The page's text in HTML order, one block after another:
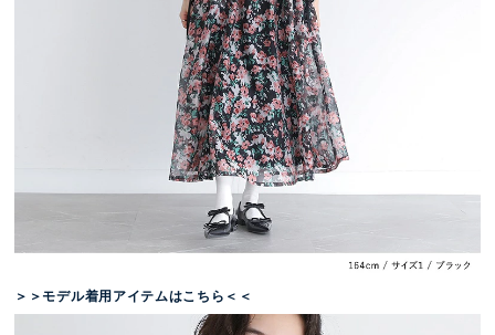
＞＞モデル着用アイテムはこちら＜＜